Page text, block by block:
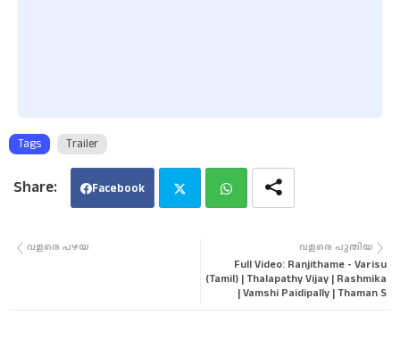
Tags Trailer
Facebook
വളരെ പുതിയ
Full Video: Ranjithame - Varisu
(Tamil) | Thalapathy Vijay | Rashmika
| Vamshi Paidipally | Thaman S
വളരെ പഴയ